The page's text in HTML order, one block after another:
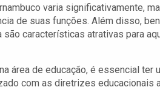
varia significativamente,
de suas funções. Além disso,
características atrativas para
área de educação, é essencial
com as diretrizes educacionais